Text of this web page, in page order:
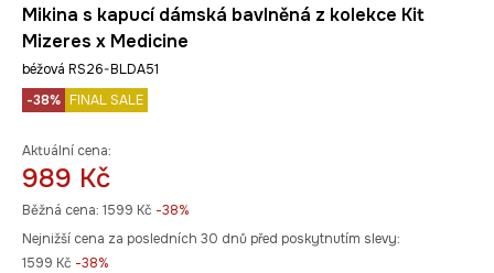
Mikina s kapucí dámská bavlněná z kolekce Kit
Mizeres x Medicine
béžová RS26-BLDA51
-38% FINAL SALE
Aktuální cena:
989 Kč
Běžná cena: 1599 Kč -38%
Nejnižší cena za posledních 30 dnů před poskytnutím slevy:
1599 Kč -38%